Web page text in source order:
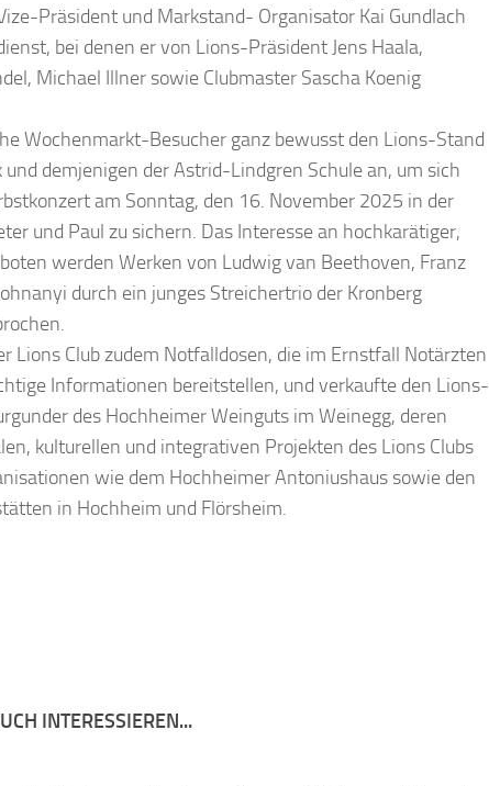
Präsident und Markstand- Organisator Kai Gundlach
bei denen er von Lions-Präsident Jens Haala,
Michael Illner sowie Clubmaster Sascha Koenig
Wochenmarkt-Besucher ganz bewusst den Lions-Stand
demjenigen der Astrid-Lindgren Schule an, um sich
am Sonntag, den 16. November 2025 in der
und Paul zu sichern. Das Interesse an hochkarätiger,
werden Werken von Ludwig van Beethoven, Franz
durch ein junges Streichertrio der Kronberg
Lions Club zudem Notfalldosen, die im Ernstfall Notärzten
Informationen bereitstellen, und verkaufte den Lions-
des Hochheimer Weinguts im Weinegg, deren
kulturellen und integrativen Projekten des Lions Clubs
wie dem Hochheimer Antoniushaus sowie den
in Hochheim und Flörsheim.
INTERESSIEREN...